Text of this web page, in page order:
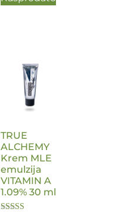
TRUE
ALCHEMY
Krem MLE
emulzija
VITAMIN A
1.09% 30 ml